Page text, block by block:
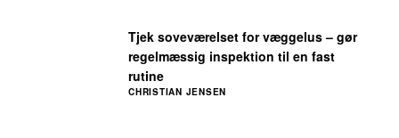
Tjek soveværelset for væggelus – gør
regelmæssig inspektion til en fast
rutine
CHRISTIAN JENSEN